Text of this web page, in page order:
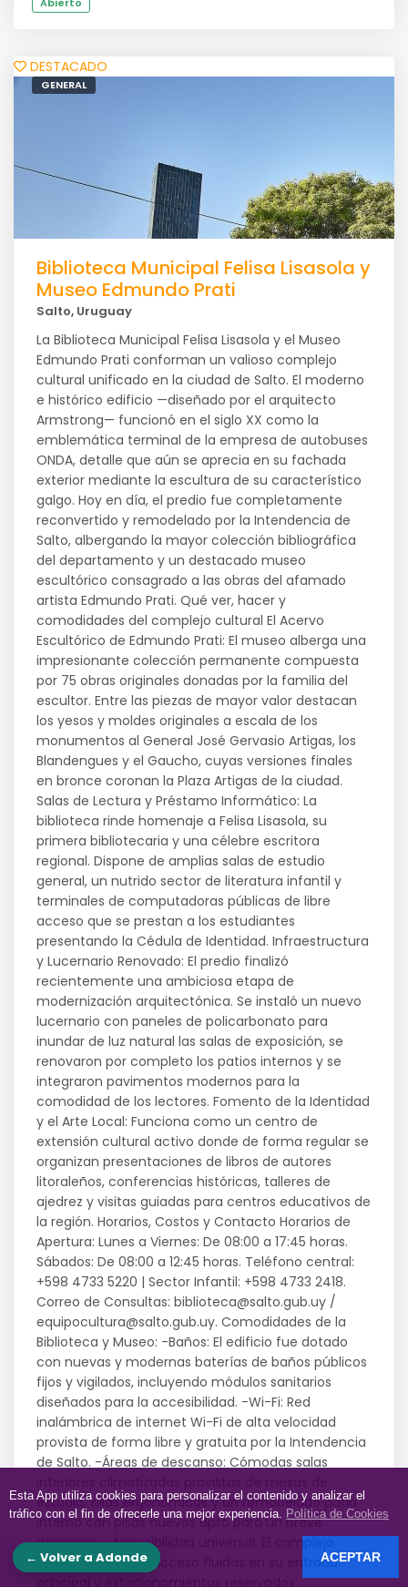
← Volver a Adonde
DESTACADO
GENERAL
Biblioteca Municipal Felisa Lisasola y
Museo Edmundo Prati
Salto, Uruguay
La Biblioteca Municipal Felisa Lisasola y el Museo
Edmundo Prati conforman un valioso complejo
cultural unificado en la ciudad de Salto. El moderno
e histórico edificio —diseñado por el arquitecto
Armstrong— funcionó en el siglo XX como la
emblemática terminal de la empresa de autobuses
ONDA, detalle que aún se aprecia en su fachada
exterior mediante la escultura de su característico
galgo. Hoy en día, el predio fue completamente
reconvertido y remodelado por la Intendencia de
Salto, albergando la mayor colección bibliográfica
del departamento y un destacado museo
escultórico consagrado a las obras del afamado
artista Edmundo Prati. Qué ver, hacer y
comodidades del complejo cultural El Acervo
Escultórico de Edmundo Prati: El museo alberga una
impresionante colección permanente compuesta
por 75 obras originales donadas por la familia del
escultor. Entre las piezas de mayor valor destacan
los yesos y moldes originales a escala de los
monumentos al General José Gervasio Artigas, los
Blandengues y el Gaucho, cuyas versiones finales
en bronce coronan la Plaza Artigas de la ciudad.
Salas de Lectura y Préstamo Informático: La
biblioteca rinde homenaje a Felisa Lisasola, su
primera bibliotecaria y una célebre escritora
regional. Dispone de amplias salas de estudio
general, un nutrido sector de literatura infantil y
terminales de computadoras públicas de libre
acceso que se prestan a los estudiantes
presentando la Cédula de Identidad. Infraestructura
y Lucernario Renovado: El predio finalizó
recientemente una ambiciosa etapa de
modernización arquitectónica. Se instaló un nuevo
lucernario con paneles de policarbonato para
inundar de luz natural las salas de exposición, se
renovaron por completo los patios internos y se
integraron pavimentos modernos para la
comodidad de los lectores. Fomento de la Identidad
y el Arte Local: Funciona como un centro de
extensión cultural activo donde de forma regular se
organizan presentaciones de libros de autores
litoraleños, conferencias históricas, talleres de
ajedrez y visitas guiadas para centros educativos de
la región. Horarios, Costos y Contacto Horarios de
Apertura: Lunes a Viernes: De 08:00 a 17:45 horas.
Sábados: De 08:00 a 12:45 horas. Teléfono central:
+598 4733 5220 | Sector Infantil: +598 4733 2418.
Correo de Consultas: biblioteca@salto.gub.uy /
equipocultura@salto.gub.uy. Comodidades de la
Biblioteca y Museo: -Baños: El edificio fue dotado
con nuevas y modernas baterías de baños públicos
fijos y vigilados, incluyendo módulos sanitarios
diseñados para la accesibilidad. -Wi-Fi: Red
inalámbrica de internet Wi-Fi de alta velocidad
provista de forma libre y gratuita por la Intendencia
de Salto. -Áreas de descanso: Cómodas salas
estudio, sillas ergonómicas y un remodelado patio
interno con pisos nuevos apto para un breve
descanso. -Accesibilidad universal: El complejo
posee rampas de acceso fluidas en su entrada
Esta App utiliza cookies para personalizar el contenido y analizar el
tráfico con el fin de ofrecerle una mejor experiencia. Política de Cookies
ACEPTAR